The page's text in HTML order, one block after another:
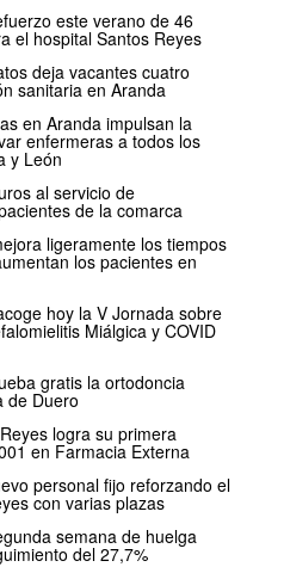
este verano de 46
el hospital Santos Reyes
deja vacantes cuatro
sanitaria en Aranda
en Aranda impulsan la
enfermeras a todos los
y León
al servicio de
de la comarca
ligeramente los tiempos
los pacientes en
hoy la V Jornada sobre
Miálgica y COVID
gratis la ortodoncia
de Duero
logra su primera
en Farmacia Externa
personal fijo reforzando el
con varias plazas
semana de huelga
del 27,7%